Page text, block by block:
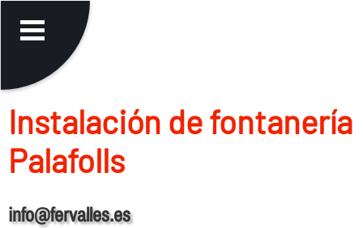
Instalación de fontanerí­a
Palafolls
info@fervalles.es